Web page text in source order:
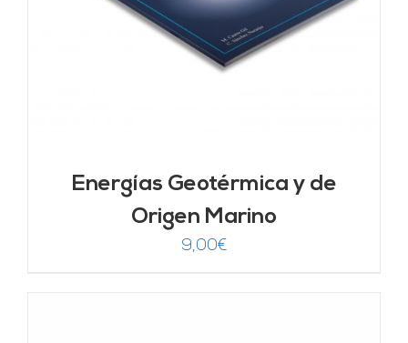
Energías Geotérmica y de
Origen Marino
9,00€